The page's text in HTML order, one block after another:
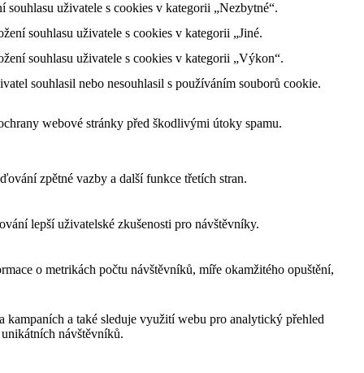
uživatele s cookies v kategorii „Nezbytné“.
souhlasu uživatele s cookies v kategorii „Jiné.
souhlasu uživatele s cookies v kategorii „Výkon“.
souhlasil nebo nesouhlasil s používáním souborů cookie.
webové stránky před škodlivými útoky spamu.
zpětné vazby a další funkce třetích stran.
lepší uživatelské zkušenosti pro návštěvníky.
o metrikách počtu návštěvníků, míře okamžitého opuštění,
a také sleduje využití webu pro analytický přehled
návštěvníků.